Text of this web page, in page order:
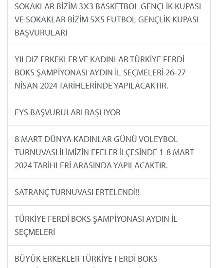
SOKAKLAR BİZİM 3X3 BASKETBOL GENÇLİK KUPASI
VE SOKAKLAR BİZİM 5X5 FUTBOL GENÇLİK KUPASI
BAŞVURULARI
YILDIZ ERKEKLER VE KADINLAR TÜRKİYE FERDİ
BOKS ŞAMPİYONASI AYDIN İL SEÇMELERİ 26-27
NİSAN 2024 TARİHLERİNDE YAPILACAKTIR.
EYS BAŞVURULARI BAŞLIYOR
8 MART DÜNYA KADINLAR GÜNÜ VOLEYBOL
TURNUVASI İLİMİZİN EFELER İLÇESİNDE 1-8 MART
2024 TARİHLERİ ARASINDA YAPILACAKTIR.
SATRANÇ TURNUVASI ERTELENDİ!!
TÜRKİYE FERDİ BOKS ŞAMPİYONASI AYDIN İL
SEÇMELERİ
BÜYÜK ERKEKLER TÜRKİYE FERDİ BOKS